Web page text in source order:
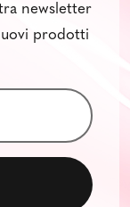
newsletter
prodotti